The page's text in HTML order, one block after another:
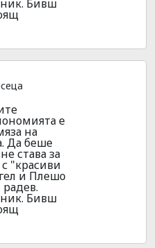
Бивш
е
на
Да беше
става за
"красиви
и Плешо
Бивш